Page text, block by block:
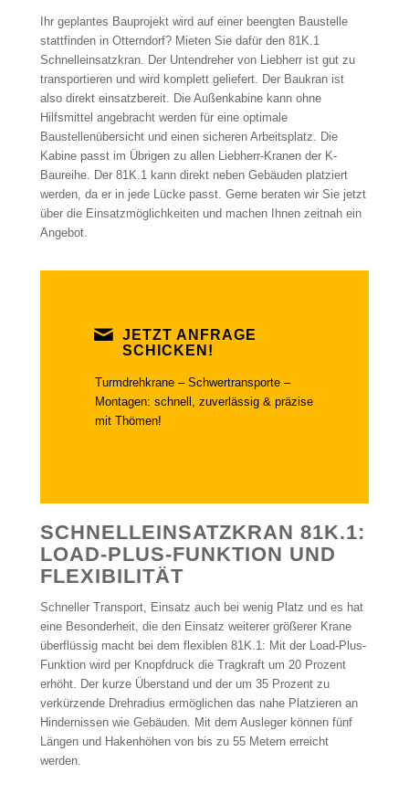
Ihr geplantes Bauprojekt wird auf einer beengten Baustelle
stattfinden in Otterndorf? Mieten Sie dafür den 81K.1
Schnelleinsatzkran. Der Untendreher von Liebherr ist gut zu
transportieren und wird komplett geliefert. Der Baukran ist
also direkt einsatzbereit. Die Außenkabine kann ohne
Hilfsmittel angebracht werden für eine optimale
Baustellenübersicht und einen sicheren Arbeitsplatz. Die
Kabine passt im Übrigen zu allen Liebherr-Kranen der K-
Baureihe. Der 81K.1 kann direkt neben Gebäuden platziert
werden, da er in jede Lücke passt. Gerne beraten wir Sie jetzt
über die Einsatzmöglichkeiten und machen Ihnen zeitnah ein
Angebot.
JETZT ANFRAGE
SCHICKEN!
Turmdrehkrane – Schwertransporte –
Montagen: schnell, zuverlässig & präzise
mit Thömen!
SCHNELLEINSATZKRAN 81K.1:
LOAD-PLUS-FUNKTION UND
FLEXIBILITÄT
Schneller Transport, Einsatz auch bei wenig Platz und es hat
eine Besonderheit, die den Einsatz weiterer größerer Krane
überflüssig macht bei dem flexiblen 81K.1: Mit der Load-Plus-
Funktion wird per Knopfdruck die Tragkraft um 20 Prozent
erhöht. Der kurze Überstand und der um 35 Prozent zu
verkürzende Drehradius ermöglichen das nahe Platzieren an
Hindernissen wie Gebäuden. Mit dem Ausleger können fünf
Längen und Hakenhöhen von bis zu 55 Metern erreicht
werden.